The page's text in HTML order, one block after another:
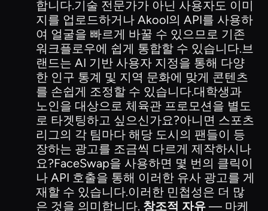
합니다.기술 전문가가 아닌 사용자도 이미
지를 업로드하거나 Akool의 API를 사용하
여 얼굴을 빠르게 바꿀 수 있으므로 기존
워크플로우에 쉽게 통합할 수 있습니다.브
랜드는 AI 기반 사용자 지정을 통해 다양
한 인구 통계 및 지역 문화에 맞게 콘텐츠
를 손쉽게 조정할 수 있습니다.대학생과
노인을 대상으로 체육관 프로모션을 별도
로 타겟팅하고 싶으신가요?아니면 스포츠
리그의 각 팀마다 해당 도시의 팬들이 등
장하는 광고를 조금씩 다르게 제작하시나
요?FaceSwap을 사용하면 몇 번의 클릭이
나 API 호출을 통해 이러한 유사 광고를 게
재할 수 있습니다.이러한 민첩성은 더 많
은 것을 의미합니다. 창조적 자유 — 마케